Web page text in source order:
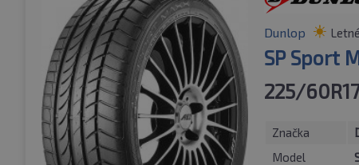
Dunlop
SP Sport
225/
Značka
Model